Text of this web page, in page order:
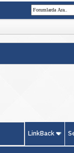
LinkBack